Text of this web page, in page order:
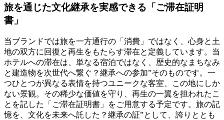
旅を通じた文化継承を実感できる「ご滞在証明
書」
当ブランドでは旅を一方通行の「消費」ではなく、心身と土
地の双方に回復と再生をもたらす滞在と定義しています。当
ホテルへの滞在は、単なる宿泊ではなく、歴史的なまちなみ
と建造物を次世代へ繋ぐ？継承への参加”そのものです。一
つひとつが異なる表情を持つユニークな客室、この地にしか
ない景観。その稀少な価値を守り、再生の一翼を担われたこ
とを記した「ご滞在証明書」をご用意する予定です。旅の記
憶を、文化を未来へ託した？継承の証”として、誇りととも